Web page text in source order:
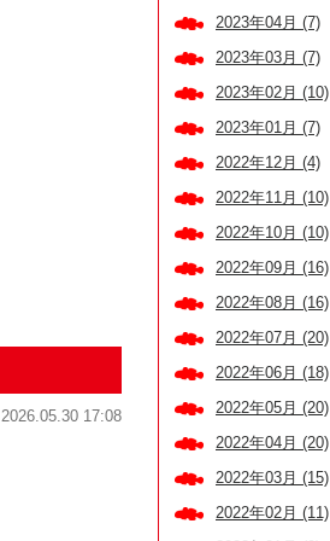
2026.05.30 17:08
2023年04月 (7)
2023年03月 (7)
2023年02月 (10)
2023年01月 (7)
2022年12月 (4)
2022年11月 (10)
2022年10月 (10)
2022年09月 (16)
2022年08月 (16)
2022年07月 (20)
2022年06月 (18)
2022年05月 (20)
2022年04月 (20)
2022年03月 (15)
2022年02月 (11)